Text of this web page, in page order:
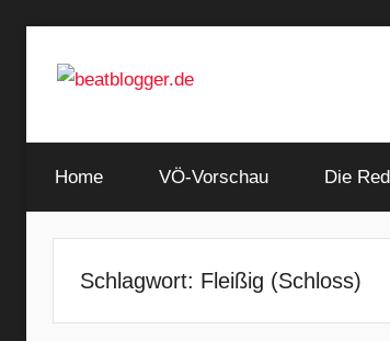
Inhalt
beatblogger.de
and
the
Home VÖ-Vorschau Die
Schlagwort: Fleißig (Schloss)